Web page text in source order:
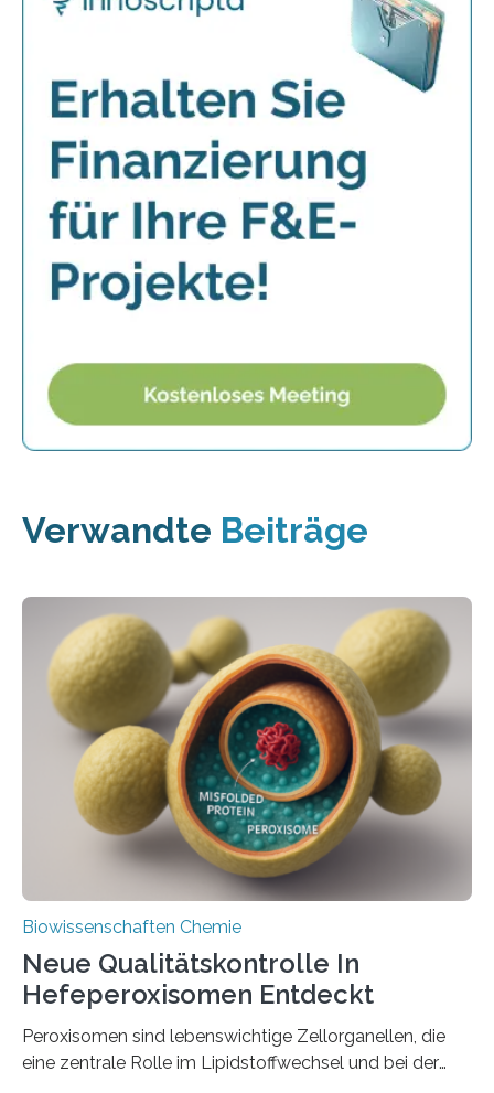
Verwandte Beiträge
Biowissenschaften Chemie
Neue Qualitätskontrolle In
Hefeperoxisomen Entdeckt
Peroxisomen sind lebenswichtige Zellorganellen, die
eine zentrale Rolle im Lipidstoffwechsel und bei der